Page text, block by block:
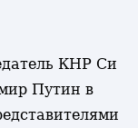
КНР Си
Путин в